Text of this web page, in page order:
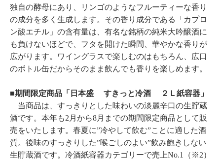
独自の酵母にあり、リンゴのようなフルーティーな香り
の成分を多く生成します。その香り成分である「カプロ
ン酸エチル」の含有量は、有名な銘柄の純米大吟醸酒に
も負けないほどで、フタを開けた瞬間、華やかな香りが
広がります。ワイングラスで楽しむのはもちろん、広口
のボトル缶だからそのまま飲んでも香りを楽しめます。
■期間限定商品「日本盛 すきっと冷酒 ２Ｌ紙容器」
当商品は、すっきりとした味わいの淡麗辛口の生貯蔵
酒です。本年も2月から8月までの期間限定商品として販
売をいたします。春夏に”冷やして飲む”ことに適した酒
質。後味のすっきりした”喉ごしのよい”飲み飽きしない
生貯蔵酒です。冷酒紙容器カテゴリーで売上No.1（※2）